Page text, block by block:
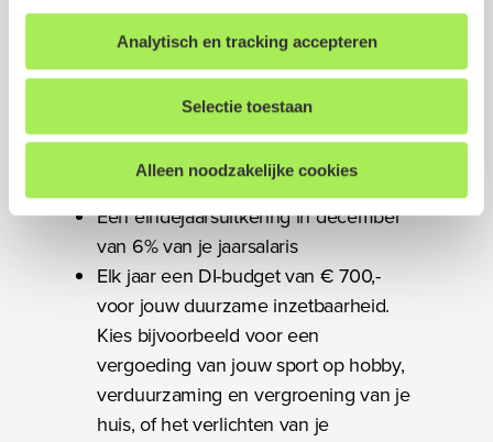
gegevens, partners en doelen waarvoor wij cookies
inzetten kun je vinden in onscookiestatement
hebt u de mogelijkheid om uw gegeven toestemming te
allen tijde in te trekken. Dit kunt u doen door onderin op
kunnen ontvangen en verwerken.
Analytisch en tracking accepteren
Selectie toestaan
Alleen noodzakelijke cookies
inclusief 8% vakantietoeslag. Je kunt
dit bedrag uit laten betalen, maar je
kunt er bijvoorbeeld ook extra vrije
dagen voor kopen. Jij kiest wat bij jou
past.
24,5 vakantiedagen per jaar, ruim aan
te vullen vanuit je IKB.
Een eindejaarsuitkering in december
van 6% van je jaarsalaris
Elk jaar een DI-budget van € 700,-
voor jouw duurzame inzetbaarheid.
Kies bijvoorbeeld voor een
vergoeding van jouw sport op hobby,
verduurzaming en vergroening van je
huis, of het verlichten van je